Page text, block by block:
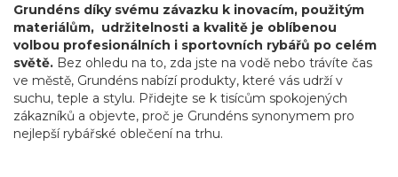
Grundéns díky svému závazku k inovacím, použitým
materiálům, udržitelnosti a kvalitě je oblíbenou
volbou profesionálních i sportovních rybářů po celém
světě. Bez ohledu na to, zda jste na vodě nebo trávíte čas
ve městě, Grundéns nabízí produkty, které vás udrží v
suchu, teple a stylu. Přidejte se k tisícům spokojených
zákazníků a objevte, proč je Grundéns synonymem pro
nejlepší rybářské oblečení na trhu.